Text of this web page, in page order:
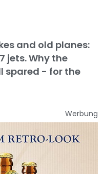
and old planes:
jets. Why the
spared - for the
Werbung